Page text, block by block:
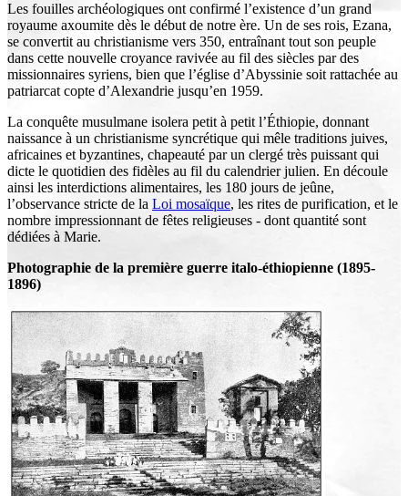
Les fouilles archéologiques ont confirmé l’existence d’un grand
royaume axoumite dès le début de notre ère. Un de ses rois, Ezana,
se convertit au christianisme vers 350, entraînant tout son peuple
dans cette nouvelle croyance ravivée au fil des siècles par des
missionnaires syriens, bien que l’église d’Abyssinie soit rattachée au
patriarcat copte d’Alexandrie jusqu’en 1959.
La conquête musulmane isolera petit à petit l’Éthiopie, donnant
naissance à un christianisme syncrétique qui mêle traditions juives,
africaines et byzantines, chapeauté par un clergé très puissant qui
dicte le quotidien des fidèles au fil du calendrier julien. En découle
ainsi les interdictions alimentaires, les 180 jours de jeûne,
l’observance stricte de la Loi mosaïque, les rites de purification, et le
nombre impressionnant de fêtes religieuses - dont quantité sont
dédiées à Marie.
Photographie de la première guerre italo-éthiopienne (1895-
1896)